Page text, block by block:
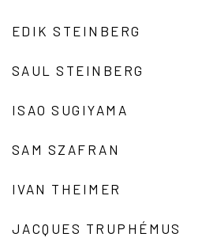
EDIK STEINBERG
SAUL STEINBERG
ISAO SUGIYAMA
SAM SZAFRAN
IVAN THEIMER
JACQUES TRUPHÉMUS